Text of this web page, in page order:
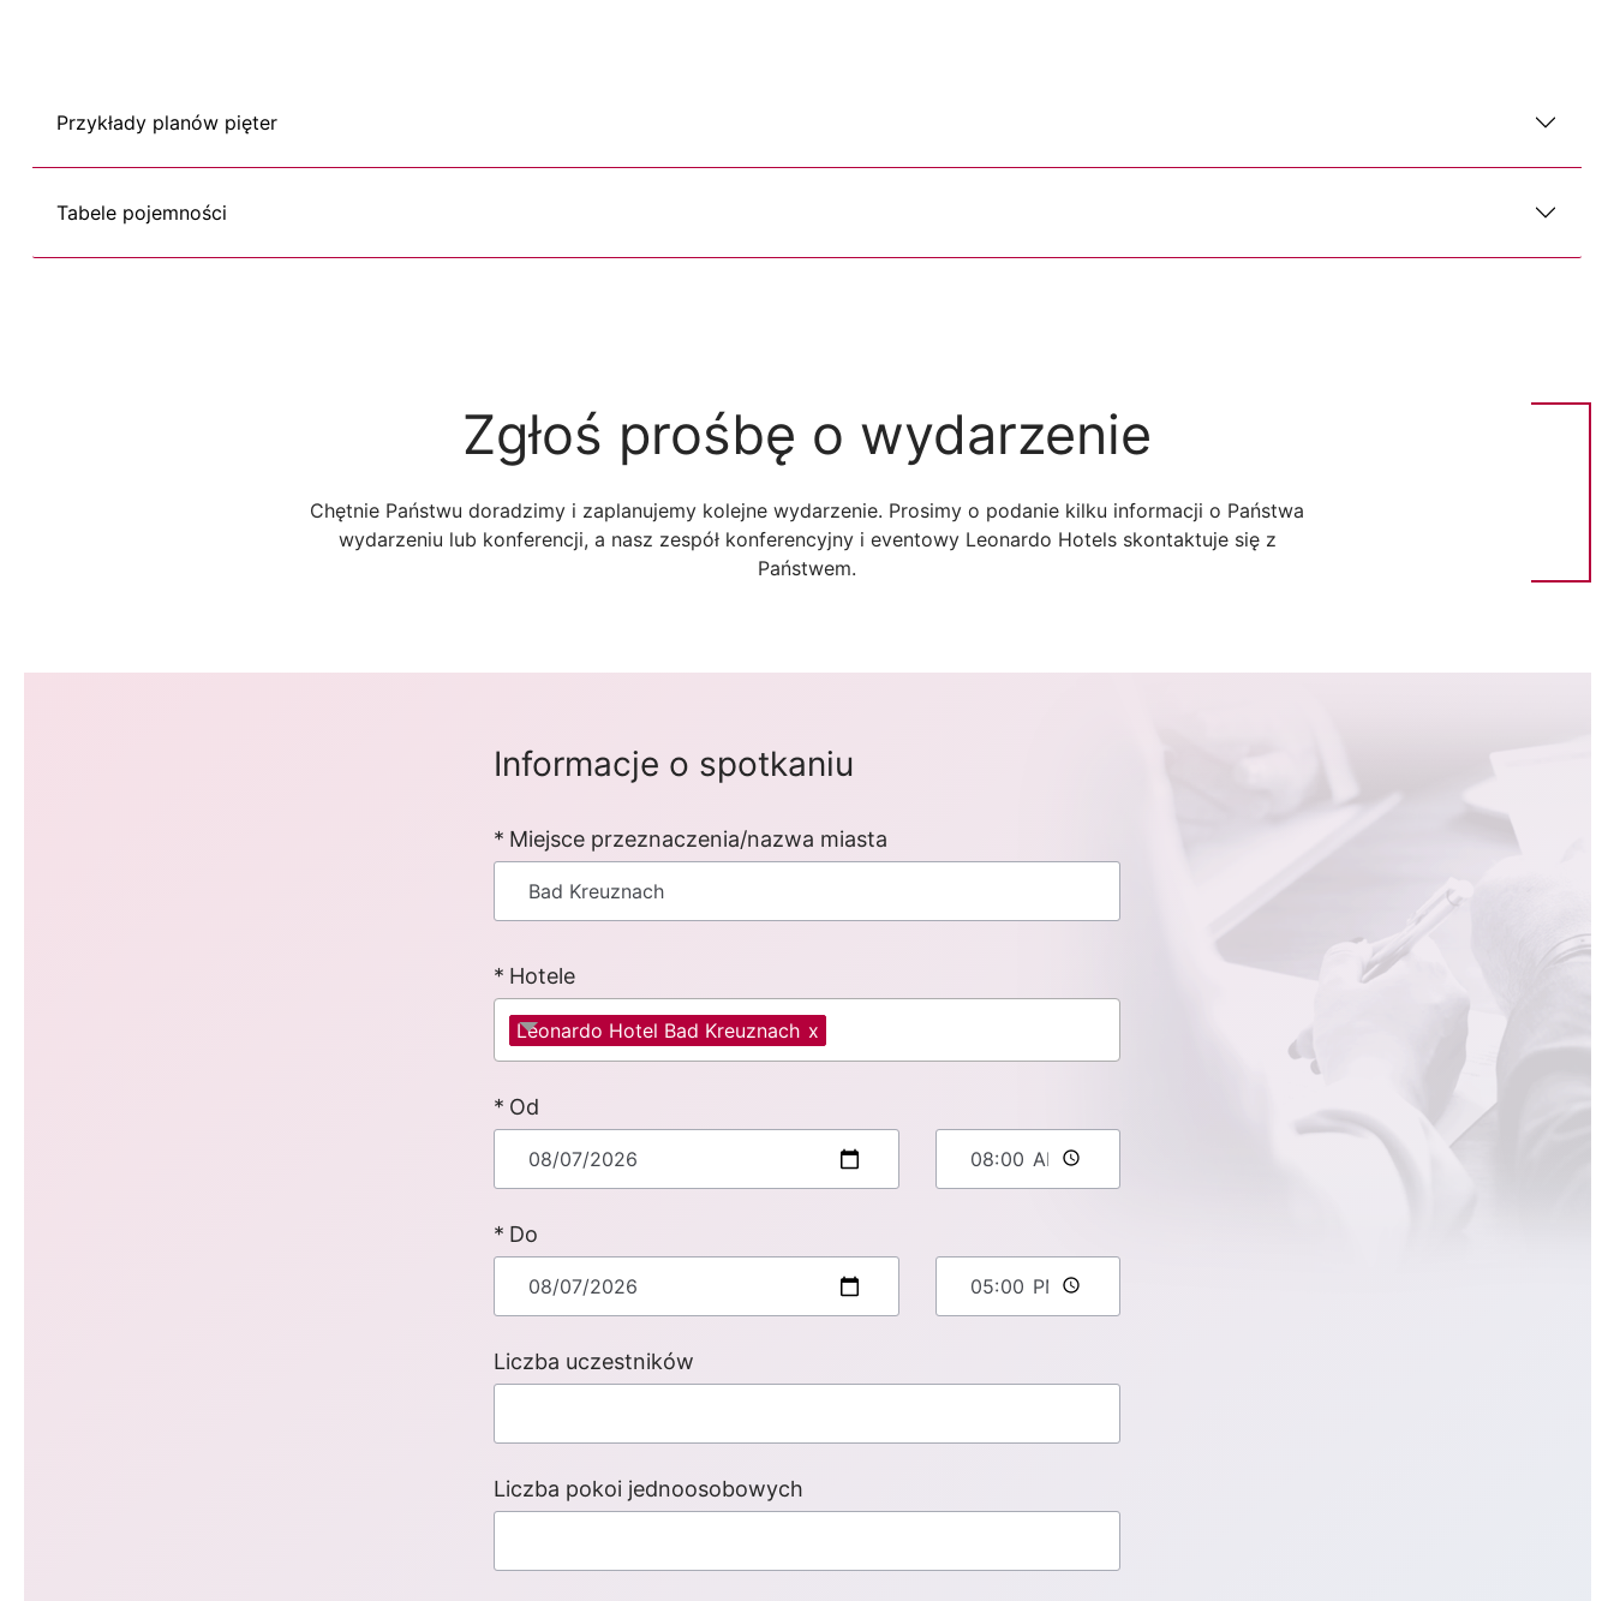
Przykłady planów pięter
Tabele pojemności
Zgłoś prośbę o wydarzenie
Chętnie Państwu doradzimy i zaplanujemy kolejne wydarzenie. Prosimy o podanie kilku informacji o Państwa
wydarzeniu lub konferencji, a nasz zespół konferencyjny i eventowy Leonardo Hotels skontaktuje się z
Państwem.
Informacje o spotkaniu
Miejsce przeznaczenia/nazwa miasta
Hotele
Leonardo Hotel Bad Kreuznach x
Od
Do
Liczba uczestników
Liczba pokoi jednoosobowych